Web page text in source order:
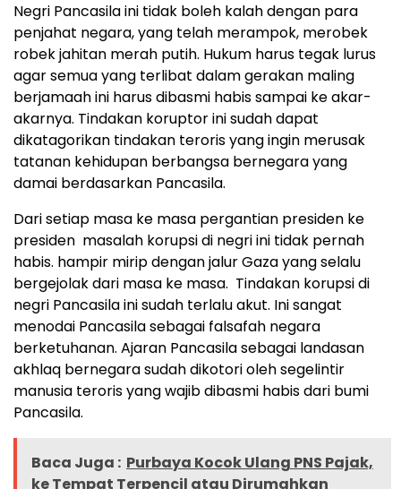
Negri Pancasila ini tidak boleh kalah dengan para
penjahat negara, yang telah merampok, merobek
robek jahitan merah putih. Hukum harus tegak lurus
agar semua yang terlibat dalam gerakan maling
berjamaah ini harus dibasmi habis sampai ke akar-
akarnya. Tindakan koruptor ini sudah dapat
dikatagorikan tindakan teroris yang ingin merusak
tatanan kehidupan berbangsa bernegara yang
damai berdasarkan Pancasila.
Dari setiap masa ke masa pergantian presiden ke
presiden masalah korupsi di negri ini tidak pernah
habis. hampir mirip dengan jalur Gaza yang selalu
bergejolak dari masa ke masa. Tindakan korupsi di
negri Pancasila ini sudah terlalu akut. Ini sangat
menodai Pancasila sebagai falsafah negara
berketuhanan. Ajaran Pancasila sebagai landasan
akhlaq bernegara sudah dikotori oleh segelintir
manusia teroris yang wajib dibasmi habis dari bumi
Pancasila.
Baca Juga : Purbaya Kocok Ulang PNS Pajak,
ke Tempat Terpencil atau Dirumahkan